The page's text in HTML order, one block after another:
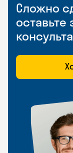
Сложно
оставьте